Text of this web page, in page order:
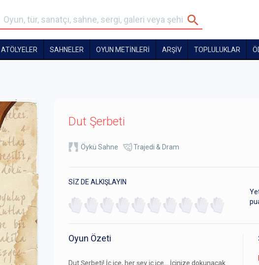
ATÖLYELER SAHNELER OYUN METİNLERİ ARŞİV TOPLULUKLAR
Dut Şerbeti
Öykü Sahne Trajedi & Dram
SİZ DE ALKIŞLAYIN
Oyun Özeti
Dut Şerbeti! İç içe, her şey iç içe… İçinize dokunacak